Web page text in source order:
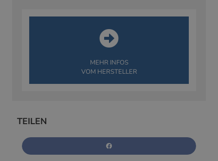
MEHR INFOS
VOM HERSTELLER
TEILEN